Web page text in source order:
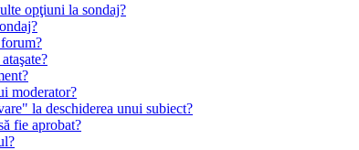
opţiuni la sondaj?
moderator?
la deschiderea unui subiect?
fie aprobat?